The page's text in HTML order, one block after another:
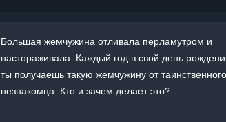
Большая жемчужина отливала перламутром и
настораживала. Каждый год в свой день
ты получаешь такую жемчужину от таинственного
незнакомца. Кто и зачем делает это?